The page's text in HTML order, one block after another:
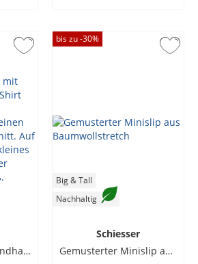
Unterhemd mir Rundhalsausschnitt in Doppelripp
bis zu -30%
Big & Tall
Nachhaltig
Schiesser
Gemusterter Minislip aus Baumwollstretch